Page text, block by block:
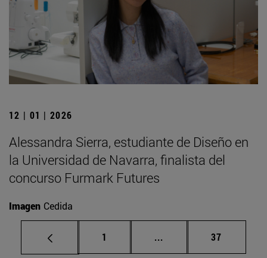
12 | 01 | 2026
Alessandra Sierra, estudiante de Diseño en
la Universidad de Navarra, finalista del
concurso Furmark Futures
Imagen Cedida
Página
1 ... Páginas intermedias
Página
37